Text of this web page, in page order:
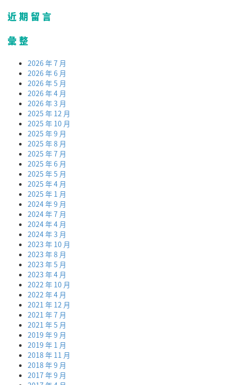
近期留言
彙整
2026 年 7 月
2026 年 6 月
2026 年 5 月
2026 年 4 月
2026 年 3 月
2025 年 12 月
2025 年 10 月
2025 年 9 月
2025 年 8 月
2025 年 7 月
2025 年 6 月
2025 年 5 月
2025 年 4 月
2025 年 1 月
2024 年 9 月
2024 年 7 月
2024 年 4 月
2024 年 3 月
2023 年 10 月
2023 年 8 月
2023 年 5 月
2023 年 4 月
2022 年 10 月
2022 年 4 月
2021 年 12 月
2021 年 7 月
2021 年 5 月
2019 年 9 月
2019 年 1 月
2018 年 11 月
2018 年 9 月
2017 年 9 月